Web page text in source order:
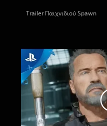
Trailer Παιχνιδιού Spawn